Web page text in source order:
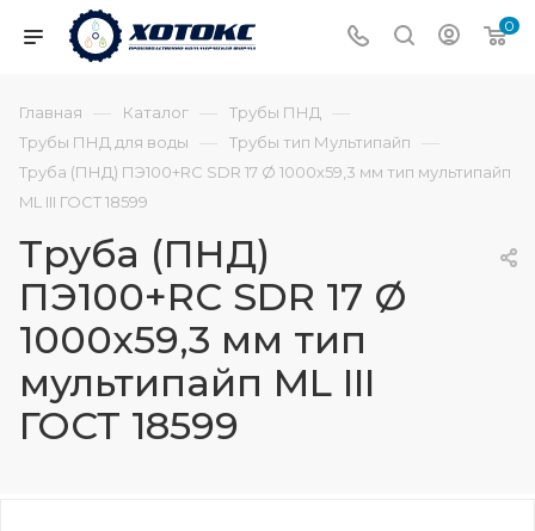
0
Главная — Каталог — Трубы ПНД —
Трубы ПНД для воды — Трубы тип Мультипайп —
Труба (ПНД) ПЭ100+RC SDR 17 Ø 1000х59,3 мм тип мультипайп
ML III ГОСТ 18599
Труба (ПНД)
ПЭ100+RC SDR 17 Ø
1000х59,3 мм тип
мультипайп ML III
ГОСТ 18599